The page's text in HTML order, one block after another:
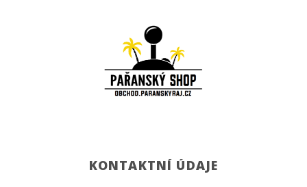
KONTAKTNÍ ÚDAJE